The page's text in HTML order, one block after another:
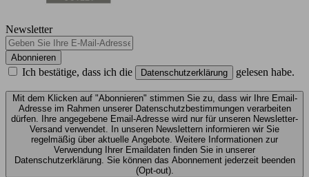
Newsletter
Abonnieren
Ich bestätige, dass ich die Datenschutzerklärung gelesen habe.
Mit dem Klicken auf "Abonnieren" stimmen Sie zu, dass wir Ihre Email-
Adresse im Rahmen unserer Datenschutzbestimmungen verarbeiten
dürfen. Ihre angegebene Email-Adresse wird nur für unseren Newsletter-
Versand verwendet. In unseren Newslettern informieren wir Sie
regelmäßig über aktuelle Angebote. Weitere Informationen zur
Verwendung Ihrer Emaildaten finden Sie in unserer
Datenschutzerklärung. Sie können das Abonnement jederzeit beenden
(Opt-out).